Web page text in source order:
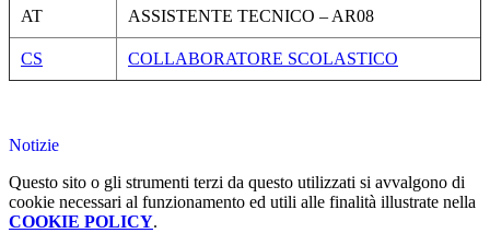
AT ASSISTENTE TECNICO – AR08
CS COLLABORATORE SCOLASTICO
Notizie
Questo sito o gli strumenti terzi da questo utilizzati si avvalgono di
cookie necessari al funzionamento ed utili alle finalità illustrate nella
COOKIE POLICY.